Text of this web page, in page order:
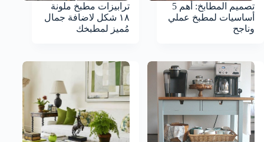
تصميم المطابخ: أهم 5
أساسيات لمطبخ عملي
وناجح
ترابيزات مطبخ ملونة
١٨ شكل لاضافة جمال
مُميز لمطبخك